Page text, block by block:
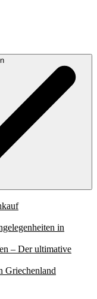
in
– Der ultimative
Griechenland